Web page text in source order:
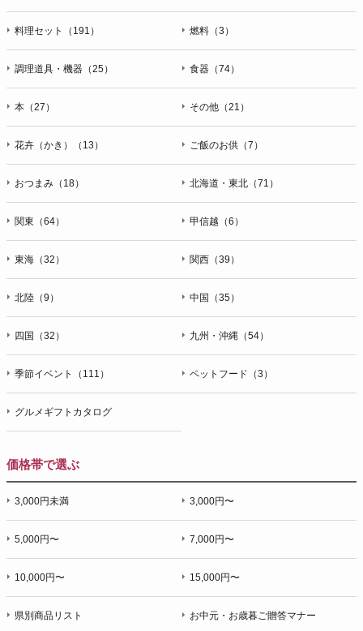
料理セット（191） 燃料（3）
調理道具・機器（25） 食器（74）
本（27） その他（21）
花卉（かき）（13） ご飯のお供（7）
おつまみ（18） 北海道・東北（71）
関東（64） 甲信越（6）
東海（32） 関西（39）
北陸（9） 中国（35）
四国（32） 九州・沖縄（54）
季節イベント（111） ペットフード（3）
グルメギフトカタログ
価格帯で選ぶ
3,000円未満 3,000円〜
5,000円〜 7,000円〜
10,000円〜 15,000円〜
県別商品リスト お中元・お歳暮ご贈答マナー